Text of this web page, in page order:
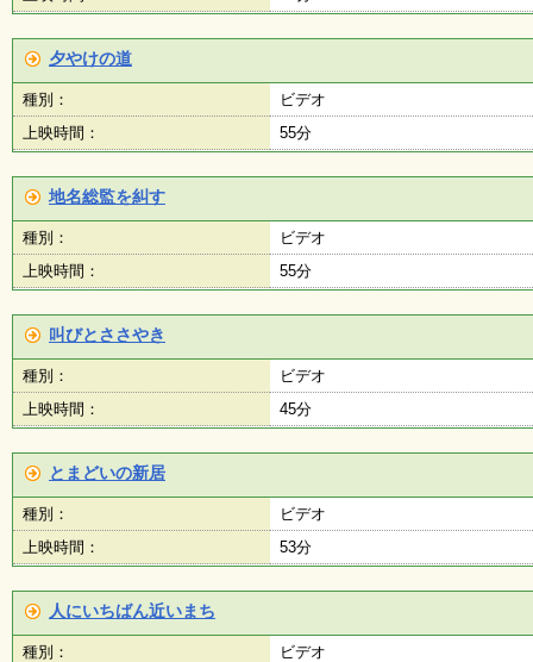
夕やけの道
種別：
ビデオ
上映時間：
55分
地名総監を糾す
種別：
ビデオ
上映時間：
55分
叫びとささやき
種別：
ビデオ
上映時間：
45分
とまどいの新居
種別：
ビデオ
上映時間：
53分
人にいちばん近いまち
種別：
ビデオ